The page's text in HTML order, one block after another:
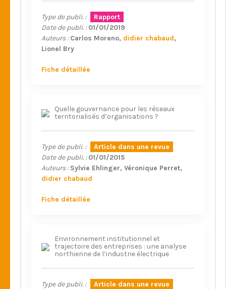
Type de publi. :
Rapport
Date de publi. : 01/01/2019
Auteurs : Carlos Moreno didier chabaud
Lionel Bry
Fiche détaillée
Quelle gouvernance pour les réseaux
territorialisés d’organisations ?
Type de publi. :
Article dans une revue
Date de publi. : 01/01/2015
Auteurs : Sylvie Ehlinger Véronique Perret
didier chabaud
Fiche détaillée
Environnement institutionnel et
trajectoire des entreprises : une analyse
northienne de l’industrie électrique
Type de publi. :
Article dans une revue